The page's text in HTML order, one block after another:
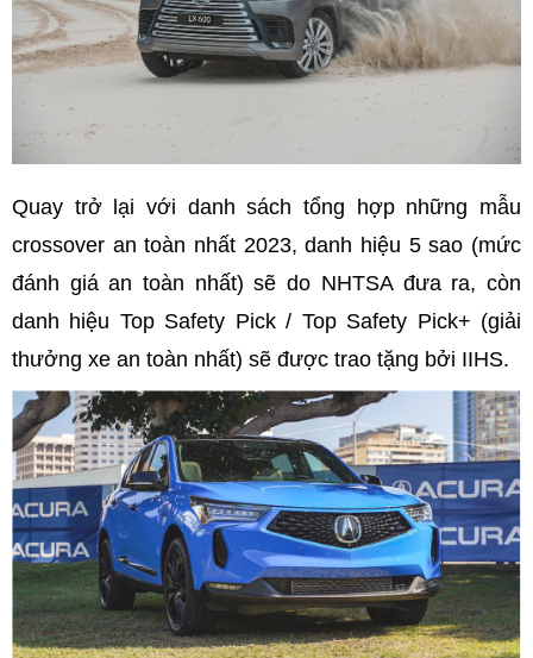
Quay trở lại với danh sách tổng hợp những mẫu
crossover an toàn nhất 2023, danh hiệu 5 sao (mức
đánh giá an toàn nhất) sẽ do NHTSA đưa ra, còn
danh hiệu Top Safety Pick / Top Safety Pick+ (giải
thưởng xe an toàn nhất) sẽ được trao tặng bởi IIHS.